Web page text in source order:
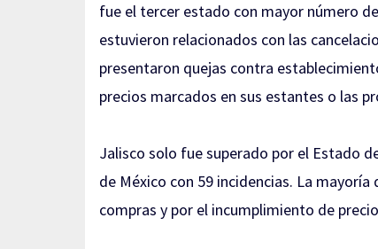
fue el tercer estado con mayor número
estuvieron relacionados con las
presentaron quejas contra
precios marcados en sus estantes o las
Jalisco solo fue superado por el Estado
de México con 59 incidencias. La
compras y por el incumplimiento de